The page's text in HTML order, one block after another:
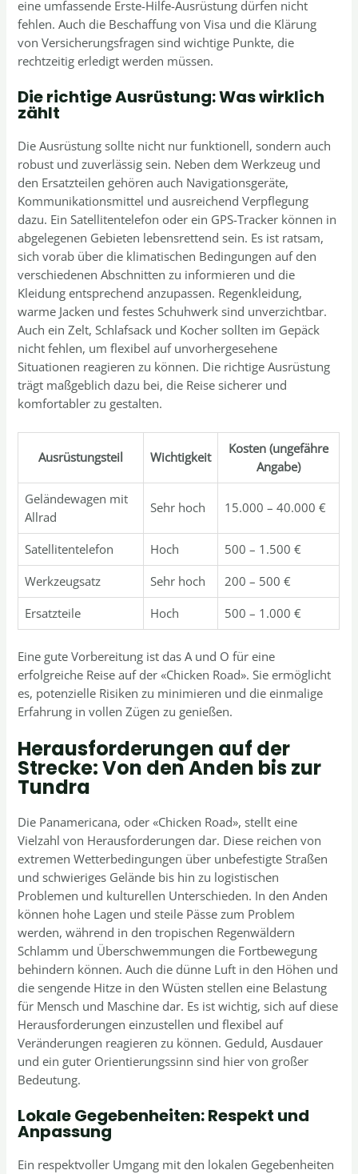
eine umfassende Erste-Hilfe-Ausrüstung dürfen nicht
fehlen. Auch die Beschaffung von Visa und die Klärung
von Versicherungsfragen sind wichtige Punkte, die
rechtzeitig erledigt werden müssen.
Die richtige Ausrüstung: Was wirklich
zählt
Die Ausrüstung sollte nicht nur funktionell, sondern auch
robust und zuverlässig sein. Neben dem Werkzeug und
den Ersatzteilen gehören auch Navigationsgeräte,
Kommunikationsmittel und ausreichend Verpflegung
dazu. Ein Satellitentelefon oder ein GPS-Tracker können in
abgelegenen Gebieten lebensrettend sein. Es ist ratsam,
sich vorab über die klimatischen Bedingungen auf den
verschiedenen Abschnitten zu informieren und die
Kleidung entsprechend anzupassen. Regenkleidung,
warme Jacken und festes Schuhwerk sind unverzichtbar.
Auch ein Zelt, Schlafsack und Kocher sollten im Gepäck
nicht fehlen, um flexibel auf unvorhergesehene
Situationen reagieren zu können. Die richtige Ausrüstung
trägt maßgeblich dazu bei, die Reise sicherer und
komfortabler zu gestalten.
Ausrüstungsteil Wichtigkeit
Kosten (ungefähre
Angabe)
Geländewagen mit
Allrad
Sehr hoch 15.000 – 40.000 €
Satellitentelefon Hoch
500 – 1.500 €
Werkzeugsatz
Sehr hoch
200 – 500 €
Ersatzteile
Hoch 500 – 1.000 €
Eine gute Vorbereitung ist das A und O für eine
erfolgreiche Reise auf der «Chicken Road». Sie ermöglicht
es, potenzielle Risiken zu minimieren und die einmalige
Erfahrung in vollen Zügen zu genießen.
Herausforderungen auf der
Strecke: Von den Anden bis zur
Tundra
Die Panamericana, oder «Chicken Road», stellt eine
Vielzahl von Herausforderungen dar. Diese reichen von
extremen Wetterbedingungen über unbefestigte Straßen
und schwieriges Gelände bis hin zu logistischen
Problemen und kulturellen Unterschieden. In den Anden
können hohe Lagen und steile Pässe zum Problem
werden, während in den tropischen Regenwäldern
Schlamm und Überschwemmungen die Fortbewegung
behindern können. Auch die dünne Luft in den Höhen und
die sengende Hitze in den Wüsten stellen eine Belastung
für Mensch und Maschine dar. Es ist wichtig, sich auf diese
Herausforderungen einzustellen und flexibel auf
Veränderungen reagieren zu können. Geduld, Ausdauer
und ein guter Orientierungssinn sind hier von großer
Bedeutung.
Lokale Gegebenheiten: Respekt und
Anpassung
Ein respektvoller Umgang mit den lokalen Gegebenheiten